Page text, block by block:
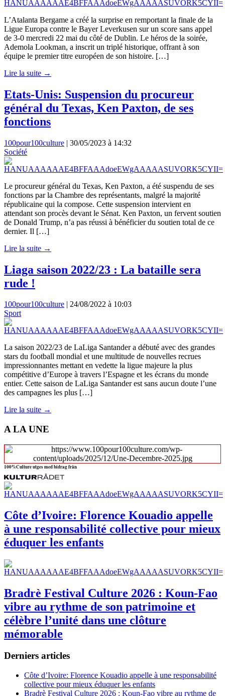
L’Atalanta Bergame a créé la surprise en remportant la finale de la
Ligue Europa contre le Bayer Leverkusen sur un score sans appel
de 3-0 mercredi 22 mai du côté de Dublin. Le héros de la soirée,
Ademola Lookman, a inscrit un triplé historique, offrant à son
équipe le premier titre européen de son histoire. […]
Lire la suite →
Etats-Unis: Suspension du procureur
général du Texas, Ken Paxton, de ses
fonctions
100pour100culture | 30/05/2023 à 14:32
Société
Le procureur général du Texas, Ken Paxton, a été suspendu de ses
fonctions par la Chambre des représentants, malgré la majorité
républicaine qui la compose. Cette suspension intervient en
attendant son procès devant le Sénat. Ken Paxton, un fervent soutien
de Donald Trump, n’a pas réussi à bénéficier du soutien total de ce
dernier. Il […]
Lire la suite →
Liaga saison 2022/23 : La bataille sera
rude !
100pour100culture | 24/08/2022 à 10:03
Sport
La saison 2022/23 de LaLiga Santander a débuté avec des grandes
stars du football mondial et une multitude de nouvelles recrues
impressionnantes mettant en vedette la ligue majeure la plus
compétitive d’Europe à travers l’Espagne et les écrans du monde
entier. Cette saison de LaLiga Santander est sans aucun doute l’une
des campagnes les plus […]
Lire la suite →
A LA UNE
100%Culture utges med bidrag från
Côte d’Ivoire: Florence Kouadio appelle
à une responsabilité collective pour mieux
éduquer les enfants
Bradrè Festival Culture 2026 : Koun-Fao
vibre au rythme de son patrimoine et
célèbre l’unité dans une clôture
mémorable
Derniers articles
Côte d’Ivoire: Florence Kouadio appelle à une responsabilité
collective pour mieux éduquer les enfants
Bradrè Festival Culture 2026 : Koun-Fao vibre au rythme de